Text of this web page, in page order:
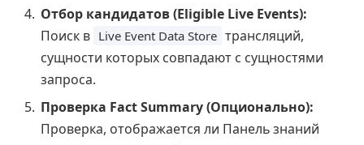
Отбор кандидатов (Eligible Live Events):
Поиск в Live Event Data Store трансляций,
сущности которых совпадают с сущностями
запроса.
Проверка Fact Summary (Опционально):
Проверка, отображается ли Панель знаний